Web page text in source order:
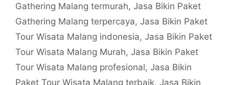
Gathering Malang termurah, Jasa Bikin Paket
Gathering Malang terpercaya, Jasa Bikin Paket
Tour Wisata Malang indonesia, Jasa Bikin Paket
Tour Wisata Malang Murah, Jasa Bikin Paket
Tour Wisata Malang profesional, Jasa Bikin
Paket Tour Wisata Malang terbaik, Jasa Bikin